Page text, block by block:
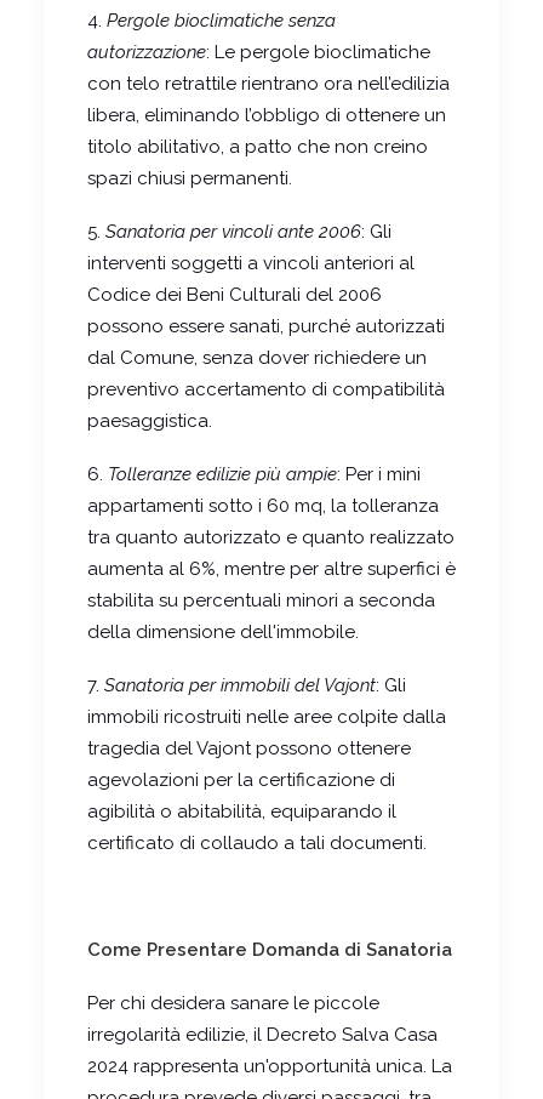
4. Pergole bioclimatiche senza
autorizzazione: Le pergole bioclimatiche
con telo retrattile rientrano ora nell’edilizia
libera, eliminando l’obbligo di ottenere un
titolo abilitativo, a patto che non creino
spazi chiusi permanenti.
5. Sanatoria per vincoli ante 2006: Gli
interventi soggetti a vincoli anteriori al
Codice dei Beni Culturali del 2006
possono essere sanati, purché autorizzati
dal Comune, senza dover richiedere un
preventivo accertamento di compatibilità
paesaggistica.
6. Tolleranze edilizie più ampie: Per i mini
appartamenti sotto i 60 mq, la tolleranza
tra quanto autorizzato e quanto realizzato
aumenta al 6%, mentre per altre superfici è
stabilita su percentuali minori a seconda
della dimensione dell'immobile.
7. Sanatoria per immobili del Vajont: Gli
immobili ricostruiti nelle aree colpite dalla
tragedia del Vajont possono ottenere
agevolazioni per la certificazione di
agibilità o abitabilità, equiparando il
certificato di collaudo a tali documenti.
Come Presentare Domanda di Sanatoria
Per chi desidera sanare le piccole
irregolarità edilizie, il Decreto Salva Casa
2024 rappresenta un'opportunità unica. La